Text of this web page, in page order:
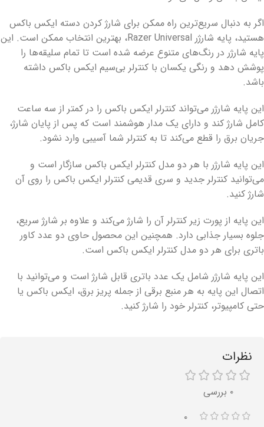
اگر به دنبال سریع‌ترین راه ممکن برای شارژ کردن دسته ایکس باکس
هستید، پایه شارژر Razer Universal، بهترین انتخاب ممکن است. این
پایه شارژر در رنگ‌های متنوع عرضه شده است تا تمام سلیقه‌ها را
پوشش دهد و رنگی یکسان با کنترلر بی‌سیم ایکس باکس داشته
باشد.
این پایه شارژر می‌تواند کنترلر ایکس باکس را در کمتر از سه ساعت
کامل شارژ کند و دارای یک مدار هوشمند است که پس از پایان شارژ،
جریان برق را قطع می‌کند تا به کنترلر شما آسیبی وارد نشود.
این پایه شارژر با هر دو مدل کنترلر ایکس باکس سازگار است و
می‌توانید کنترلر جدید و سری قدیمی کنترلر ایکس باکس را روی آن
شارژ کنید.
این پایه از پورت زیر کنترلر آن را شارژ می‌کند و علاوه بر شارژ سریع،
جلوه بسیار جذابی دارد. همچنین این محصول حاوی دو عدد کاور
باتری برای هر دو مدل کنترلر ایکس باکس است.
این پایه شارژر شامل یک عدد باتری قابل شارژ است و می‌توانید با
اتصال این پایه به هر منبع برقی از جمله پریز برق، ایکس باکس یا
حتی کامپیوتر، کنترلر خود را شارژ کنید.
نظرات
۰ بررسی
۰